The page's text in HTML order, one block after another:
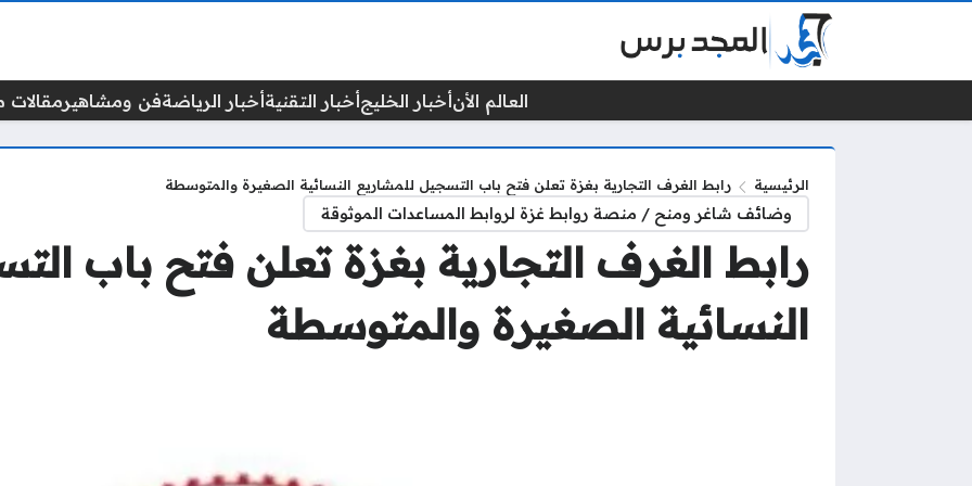
العالم الأنأخبار الخليجأخبار التقنيةأخبار الرياضةفن ومشاهيرمقالات
الرئيسية رابط الغرف التجارية بغزة تعلن فتح باب التسجيل للمشاريع النسائية الصغيرة والمتوسطة
وضائف شاغر ومنح / منصة روابط غزة لروابط المساعدات الموثوقة
رابط الغرف التجارية بغزة تعلن فتح باب
النسائية الصغيرة والمتوسطة